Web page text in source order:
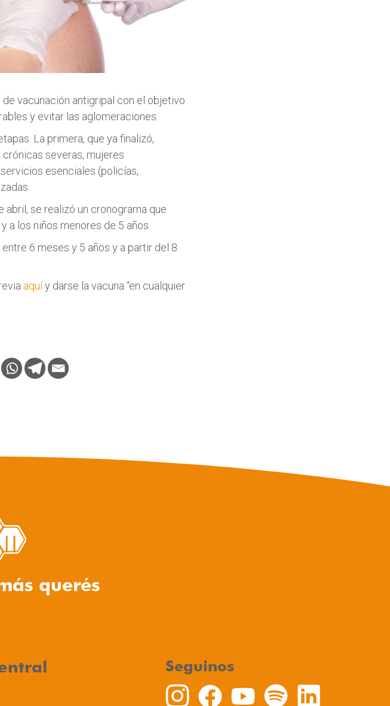
vacunación antigripal con el objetivo
y evitar las aglomeraciones.
La primera, que ya finalizó,
severas, mujeres
esenciales (policías,
abril, se realizó un cronograma que
a los niños menores de 5 años.
6 meses y 5 años y a partir del 8
aquíy darse la vacuna “en cualquier
querés
Seguinos